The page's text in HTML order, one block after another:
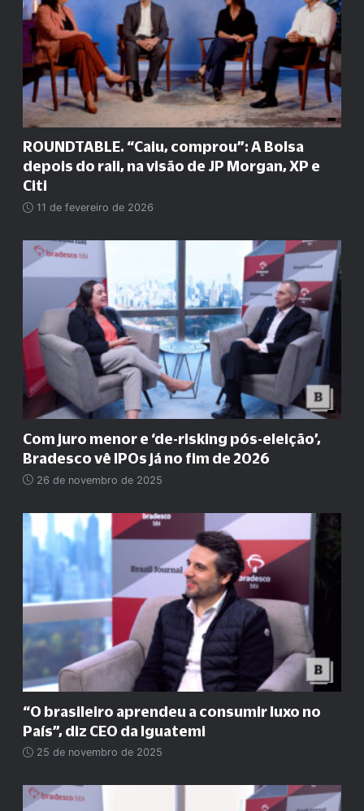
ROUNDTABLE. “Caiu, comprou”: A Bolsa
depois do rali, na visão de JP Morgan, XP e
Citi
11 de fevereiro de 2026
Com juro menor e ‘de-risking pós-eleição’,
Bradesco vê IPOs já no fim de 2026
26 de novembro de 2025
“O brasileiro aprendeu a consumir luxo no
País”, diz CEO da Iguatemi
25 de novembro de 2025